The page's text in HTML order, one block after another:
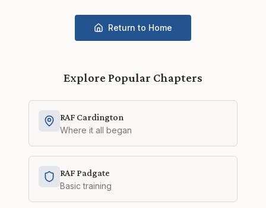
Return to Home
Explore Popular Chapters
RAF Cardington
Where it all began
RAF Padgate
Basic training